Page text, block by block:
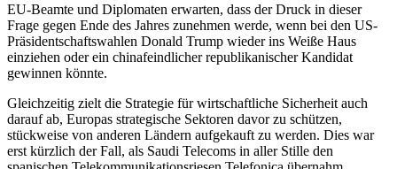
EU-Beamte und Diplomaten erwarten, dass der Druck in dieser
Frage gegen Ende des Jahres zunehmen werde, wenn bei den US-
Präsidentschaftswahlen Donald Trump wieder ins Weiße Haus
einziehen oder ein chinafeindlicher republikanischer Kandidat
gewinnen könnte.
Gleichzeitig zielt die Strategie für wirtschaftliche Sicherheit auch
darauf ab, Europas strategische Sektoren davor zu schützen,
stückweise von anderen Ländern aufgekauft zu werden. Dies war
erst kürzlich der Fall, als Saudi Telecoms in aller Stille den